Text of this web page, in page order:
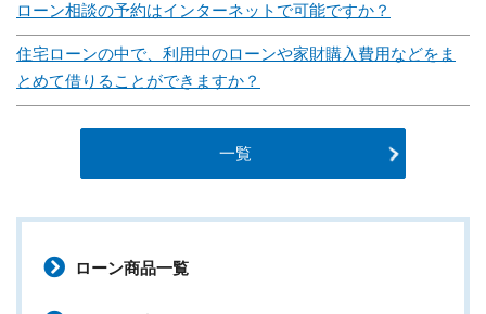
ローン相談の予約はインターネットで可能ですか？
住宅ローンの中で、利用中のローンや家財購入費用などをま
とめて借りることができますか？
一覧
ローン商品一覧